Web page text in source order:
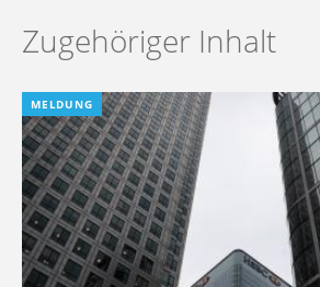
Zugehöriger Inhalt
MELDUNG